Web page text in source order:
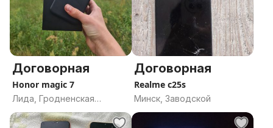
Договорная
Honor magic 7
Лида, Гродненская
область
Договорная
Realme c25s
Минск, Заводской